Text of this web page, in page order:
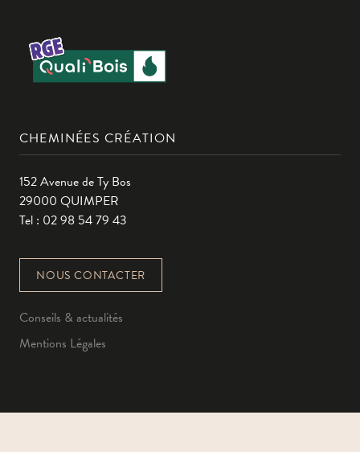
CHEMINÉES CRÉATION
152 Avenue de Ty Bos
29000 QUIMPER
Tel : 02 98 54 79 43
NOUS CONTACTER
Conseils & actualités
Mentions Légales